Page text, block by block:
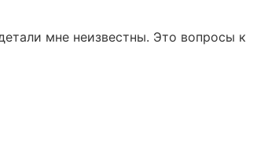
мне неизвестны. Это вопросы к